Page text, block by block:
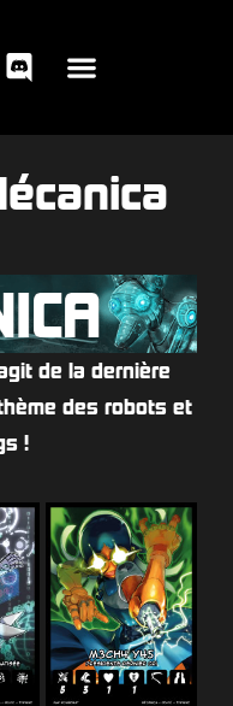
de la dernière
des robots et
!